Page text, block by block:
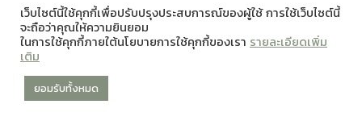
เว็บไซต์นี้ใช้คุกกี้เพื่อปรับปรุงประสบการณ์ของผู้ใช้ การใช้เว็บไซต์นี้
จะถือว่าคุณให้ความยินยอม
ในการใช้คุกกี้ภายใต้นโยบายการใช้คุกกี้ของเรา รายละเอียดเพิ่ม
เติม
ยอมรับทั้งหมด